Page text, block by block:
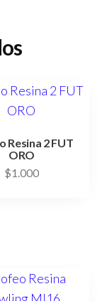
Resina 2 FUT
ORO
$1.000